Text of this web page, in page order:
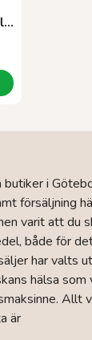
Tandkräm barn (utan fluor)
i
försäljning
varit att du
både för
har valts
hälsa som
Allt
är